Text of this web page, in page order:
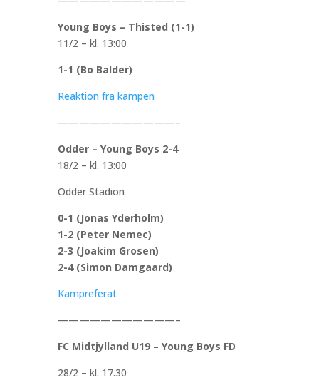
Young Boys – Thisted (1-1)
11/2 – kl. 13:00
1-1 (Bo Balder)
Reaktion fra kampen
———————————–
Odder – Young Boys 2-4
18/2 – kl. 13:00
Odder Stadion
0-1 (Jonas Yderholm)
1-2 (Peter Nemec)
2-3 (Joakim Grosen)
2-4 (Simon Damgaard)
Kampreferat
———————————–
FC Midtjylland U19 – Young Boys FD
28/2 – kl. 17.30